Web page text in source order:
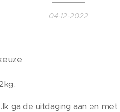
04-12-2022
ga de uitdaging aan en